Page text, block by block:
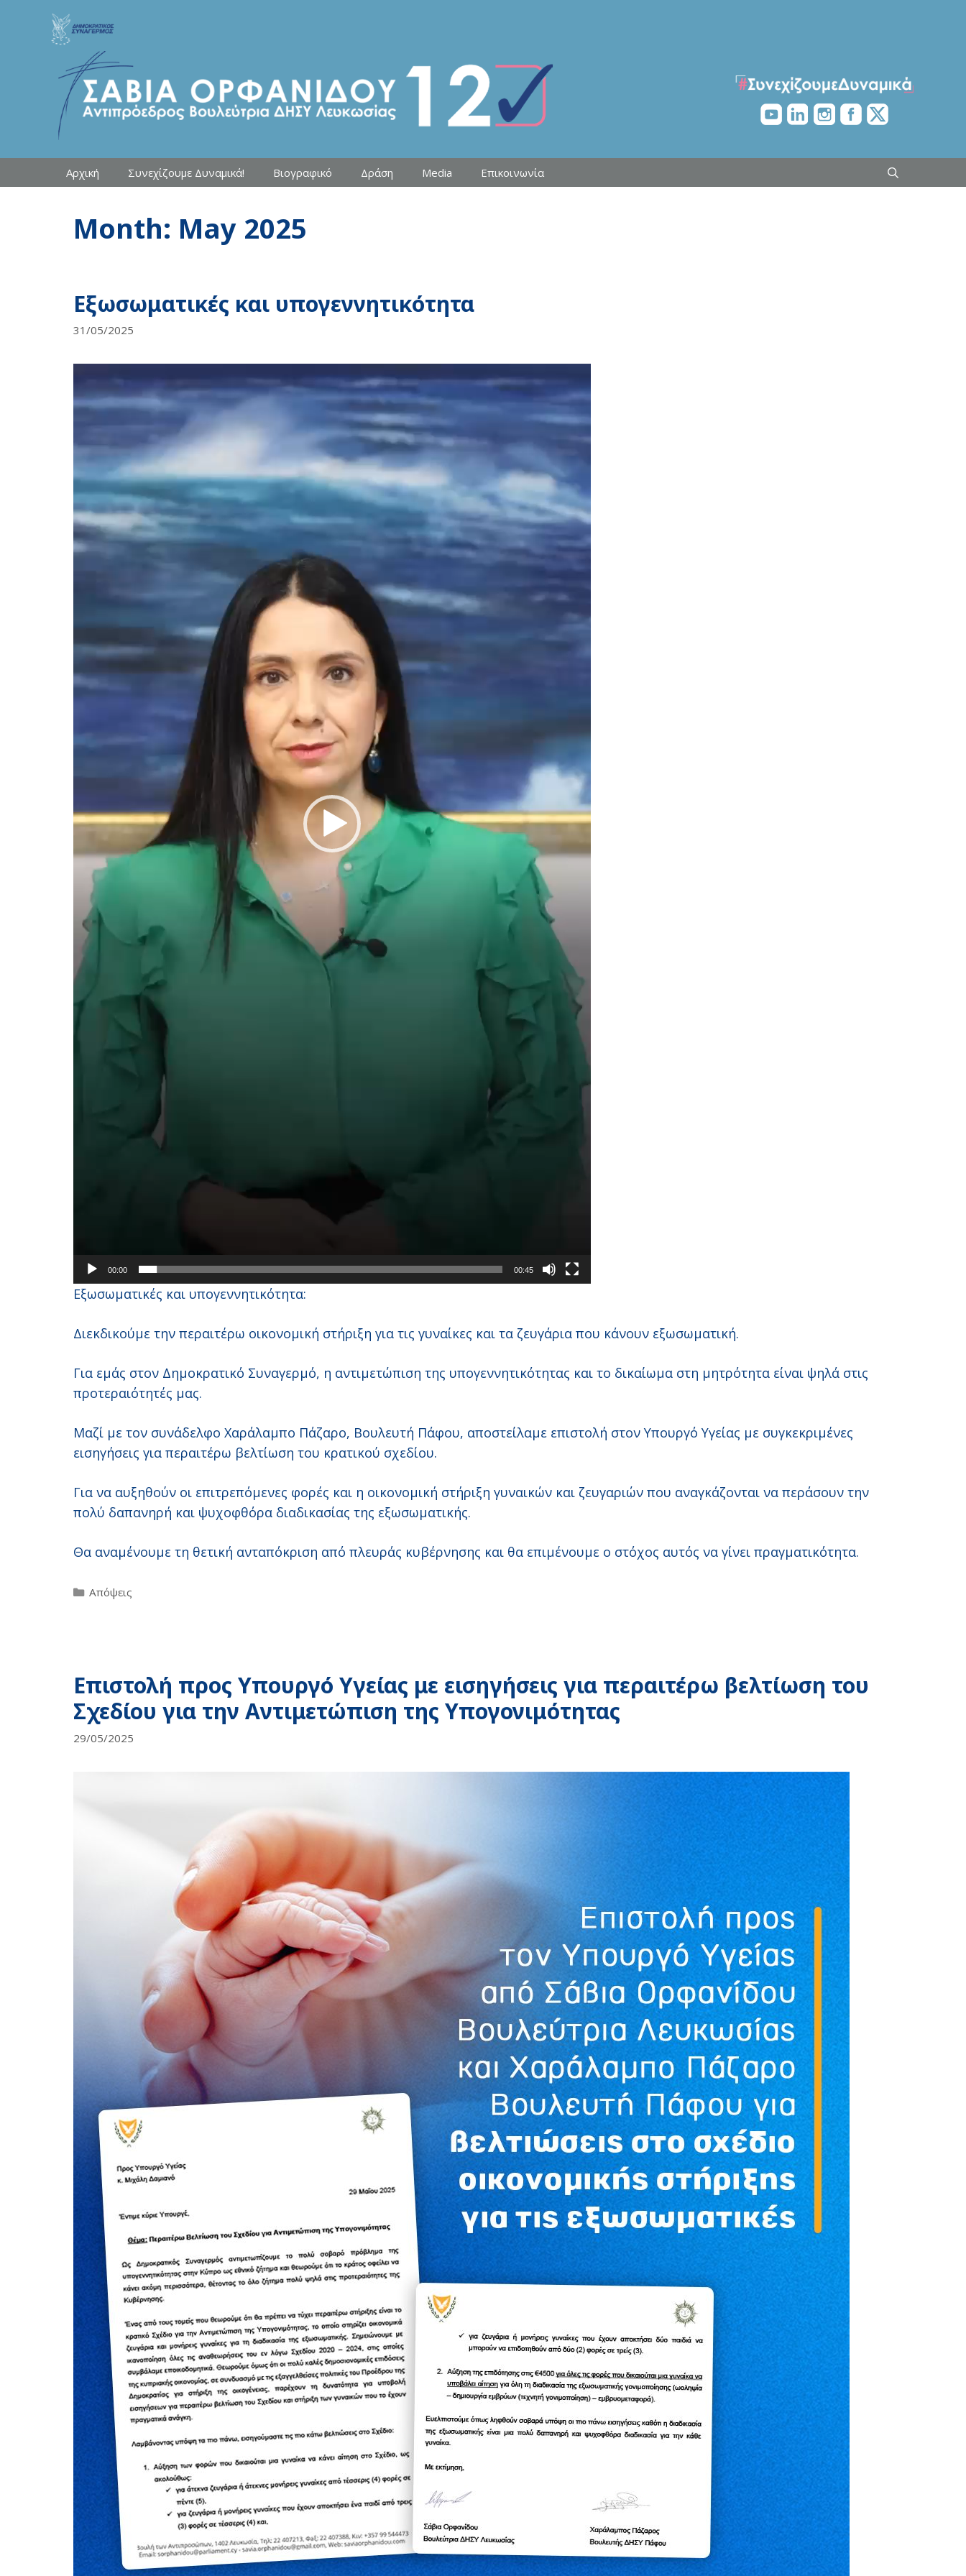
Αρχική Συνεχίζουμε Δυναμικά! Βιογραφικό Δράση Media Επικοινωνία
Month: May 2025
Εξωσωματικές και υπογεννητικότητα
31/05/2025
Player
00:00 00:45
Εξωσωματικές και υπογεννητικότητα:
Διεκδικούμε την περαιτέρω οικονομική στήριξη για τις γυναίκες και τα ζευγάρια που κάνουν εξωσωματική.
Για εμάς στον Δημοκρατικό Συναγερμό, η αντιμετώπιση της υπογεννητικότητας και το δικαίωμα στη μητρότητα είναι ψηλά στις
προτεραιότητές μας.
Μαζί με τον συνάδελφο Χαράλαμπο Πάζαρο, Βουλευτή Πάφου, αποστείλαμε επιστολή στον Υπουργό Υγείας με συγκεκριμένες
εισηγήσεις για περαιτέρω βελτίωση του κρατικού σχεδίου.
Για να αυξηθούν οι επιτρεπόμενες φορές και η οικονομική στήριξη γυναικών και ζευγαριών που αναγκάζονται να περάσουν την
πολύ δαπανηρή και ψυχοφθόρα διαδικασίας της εξωσωματικής.
Θα αναμένουμε τη θετική ανταπόκριση από πλευράς κυβέρνησης και θα επιμένουμε ο στόχος αυτός να γίνει πραγματικότητα.
Categories
Απόψεις
Επιστολή προς Υπουργό Υγείας με εισηγήσεις για περαιτέρω βελτίωση του
Σχεδίου για την Αντιμετώπιση της Υπογονιμότητας
29/05/2025